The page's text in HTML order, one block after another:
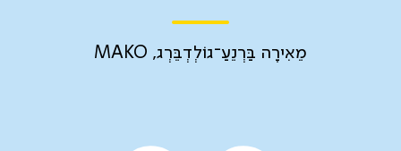
מֵאִירָה בַּרְנֵעַ־גוֹלְדְבֵּרְג, MAKO